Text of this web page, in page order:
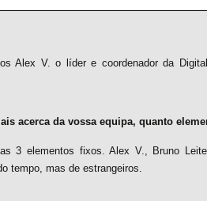
Alex V. o líder e coordenador da
acerca da vossa equipa, quanto
3 elementos fixos. Alex V., Bruno
tempo, mas de estrangeiros.